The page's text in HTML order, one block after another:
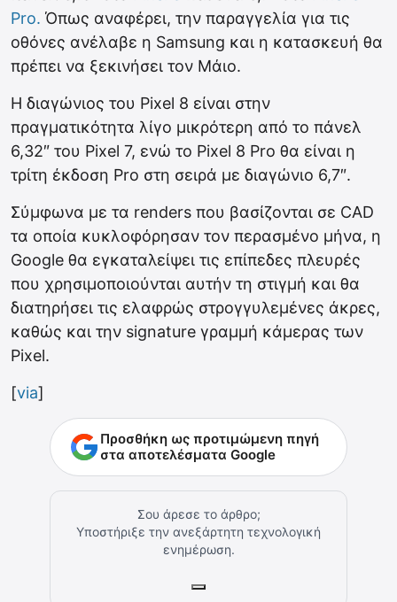
Pro. Όπως αναφέρει, την παραγγελία για τις
οθόνες ανέλαβε η Samsung και η κατασκευή θα
πρέπει να ξεκινήσει τον Μάιο.
Η διαγώνιος του Pixel 8 είναι στην
πραγματικότητα λίγο μικρότερη από το πάνελ
6,32″ του Pixel 7, ενώ το Pixel 8 Pro θα είναι η
τρίτη έκδοση Pro στη σειρά με διαγώνιο 6,7″.
Σύμφωνα με τα renders που βασίζονται σε CAD
τα οποία κυκλοφόρησαν τον περασμένο μήνα, η
Google θα εγκαταλείψει τις επίπεδες πλευρές
που χρησιμοποιούνται αυτήν τη στιγμή και θα
διατηρήσει τις ελαφρώς στρογγυλεμένες άκρες,
καθώς και την signature γραμμή κάμερας των
Pixel.
[via]
Προσθήκη ως προτιμώμενη πηγή
στα αποτελέσματα Google
Σου άρεσε το άρθρο;
Υποστήριξε την ανεξάρτητη τεχνολογική
ενημέρωση.